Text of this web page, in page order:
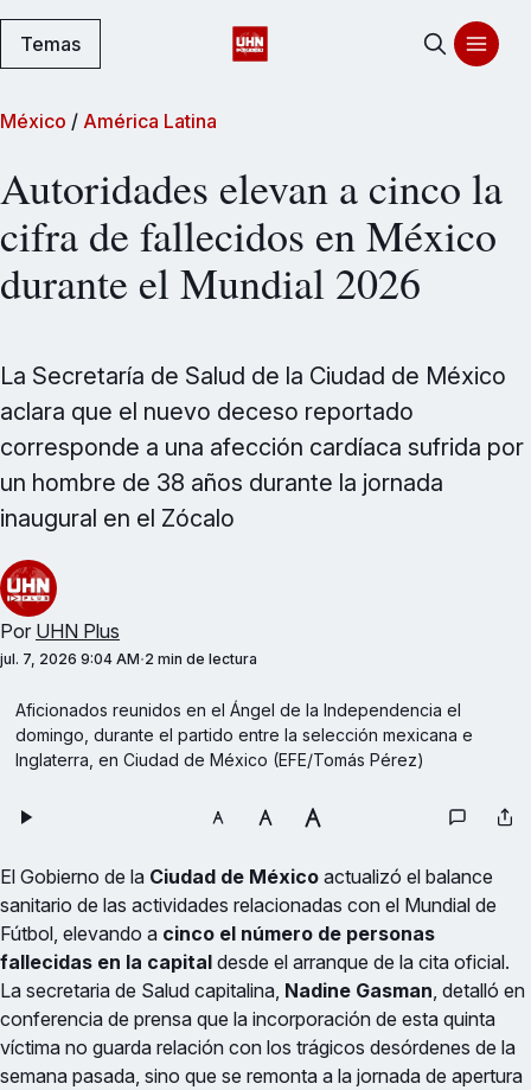
Temas
México / América Latina
Autoridades elevan a cinco la
cifra de fallecidos en México
durante el Mundial 2026
La Secretaría de Salud de la Ciudad de México
aclara que el nuevo deceso reportado
corresponde a una afección cardíaca sufrida por
un hombre de 38 años durante la jornada
inaugural en el Zócalo
Por UHN Plus
jul. 7, 2026 9:04 AM 2 min de lectura
Aficionados reunidos en el Ángel de la Independencia el
domingo, durante el partido entre la selección mexicana e
Inglaterra, en Ciudad de México (EFE/Tomás Pérez)
El Gobierno de la Ciudad de México actualizó el balance
sanitario de las actividades relacionadas con el Mundial de
Fútbol, elevando a cinco el número de personas
fallecidas en la capital desde el arranque de la cita oficial.
La secretaria de Salud capitalina, Nadine Gasman, detalló en
conferencia de prensa que la incorporación de esta quinta
víctima no guarda relación con los trágicos desórdenes de la
semana pasada, sino que se remonta a la jornada de apertura